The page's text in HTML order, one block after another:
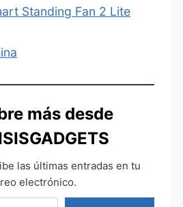
Standing Fan 2 Lite
más desde
las últimas entradas en tu
electrónico.